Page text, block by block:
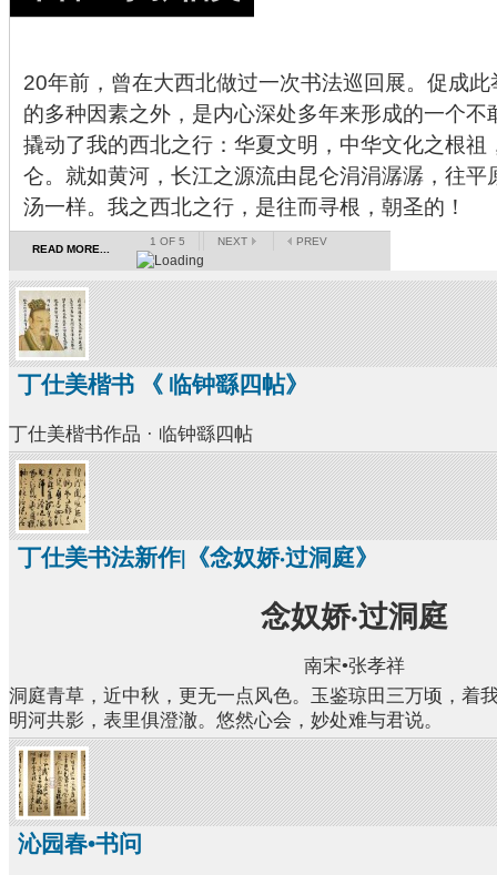
20年前，曾在大西北做过一次书法巡回展。促成
的多种因素之外，是内心深处多年来形成的一个不
撬动了我的西北之行：华夏文明，中华文化之根祖
仑。就如黄河，长江之源流由昆仑涓涓潺潺，往平
汤一样。我之西北之行，是往而寻根，朝圣的！
READ MORE...
1 OF 5 NEXT PREV
丁仕美楷书 《 临钟繇四帖》
丁仕美楷书作品 · 临钟繇四帖
丁仕美书法新作|《念奴娇·过洞庭》
念奴娇·过洞庭
南宋•张孝祥
洞庭青草，近中秋，更无一点风色。玉鉴琼田三万顷，着
明河共影，表里俱澄澈。悠然心会，妙处难与君说。
沁园春•书问